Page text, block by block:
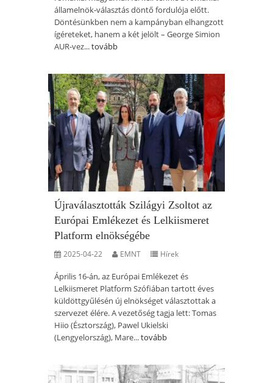
államelnök-választás döntő fordulója előtt.
Döntésünkben nem a kampányban elhangzott
ígéreteket, hanem a két jelölt – George Simion
AUR-vez...tovább
Újraválasztották Szilágyi Zsoltot az
Európai Emlékezet és Lelkiismeret
Platform elnökségébe
2025-04-22 EMNT Hírek
Április 16-án, az Európai Emlékezet és
Lelkiismeret Platform Szófiában tartott éves
küldöttgyűlésén új elnökséget választottak a
szervezet élére. A vezetőség tagja lett: Tomas
Hiio (Észtország), Pawel Ukielski
(Lengyelország), Mare...tovább